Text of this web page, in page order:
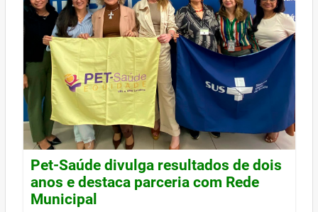
Pet-Saúde divulga resultados de dois
anos e destaca parceria com Rede
Municipal